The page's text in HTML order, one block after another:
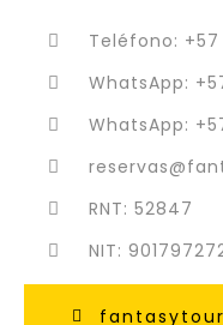
Teléfono: +57
WhatsApp:
WhatsApp:
RNT: 52847
NIT: